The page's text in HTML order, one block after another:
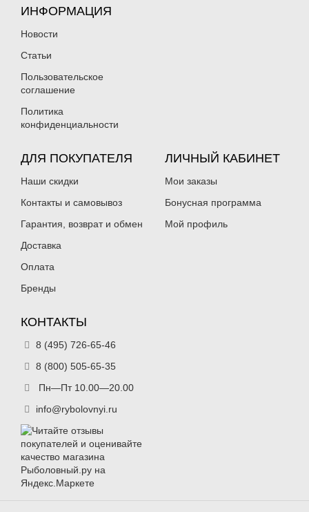
ИНФОРМАЦИЯ
Новости
Статьи
Пользовательское
соглашение
Политика
конфиденциальности
ДЛЯ ПОКУПАТЕЛЯ
Наши скидки
Контакты и самовывоз
Гарантия, возврат и обмен
Доставка
Оплата
Бренды
ЛИЧНЫЙ КАБИНЕТ
Мои заказы
Бонусная программа
Мой профиль
КОНТАКТЫ
8 (495) 726-65-46
8 (800) 505-65-35
Пн—Пт 10.00—20.00
info@rybolovnyi.ru